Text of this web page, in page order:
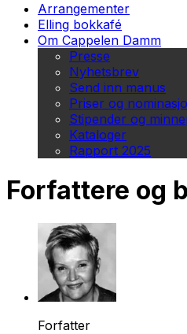
Arrangementer
Elling bokkafé
Om Cappelen Damm
Presse
Nyhetsbrev
Send inn manus
Priser og
Stipender og
Kataloger
Rapport 2025
Forfattere og
Forfatter